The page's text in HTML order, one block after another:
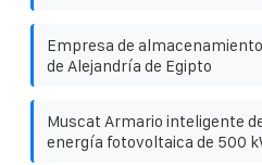
Empresa de
de Alejandría de Egipto
Muscat Armario inteligente
energía fotovoltaica de 500